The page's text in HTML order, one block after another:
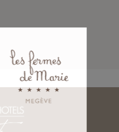
LA BASTIDE DE MARIE
MÉNERBES - PROVENCE